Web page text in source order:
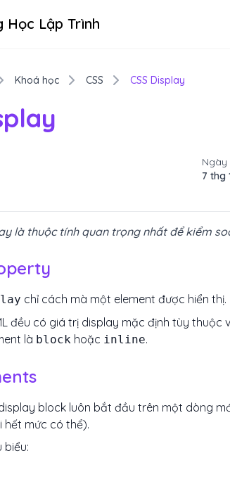
Học Lập Trình
Khoá học CSS CSS Display
Ngày
7 thg
là thuộc tính quan trọng nhất để kiểm
chỉ cách mà một element được hiển thị.
đều có giá trị display mặc định tùy thuộc
là block hoặc inline.
block luôn bắt đầu trên một dòng
hết mức có thể).
biểu: